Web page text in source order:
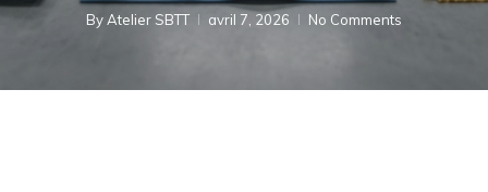
ByAtelier SBTT avril 7, 2026 No Comments